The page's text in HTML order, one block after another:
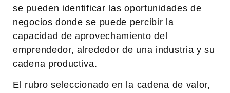
se pueden identificar las oportunidades de
negocios donde se puede percibir la
capacidad de aprovechamiento del
emprendedor, alrededor de una industria y su
cadena productiva.
El rubro seleccionado en la cadena de valor,